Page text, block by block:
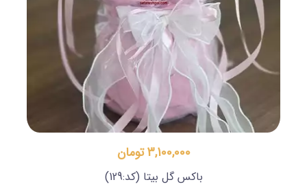
3,100,000 تومان
باکس گل بیتا (کد:129)